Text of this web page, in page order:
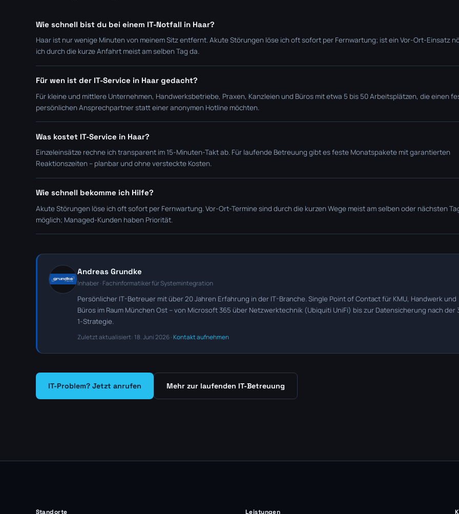
Wie schnell bist du bei einem IT-Notfall in Haar?
Haar ist nur wenige Minuten von meinem Sitz entfernt. Akute Störungen löse ich oft sofort per Fernwartung; ist ein Vor-Ort-Einsatz
ich durch die kurze Anfahrt meist am selben Tag da.
Für wen ist der IT-Service in Haar gedacht?
Für kleine und mittlere Unternehmen, Handwerksbetriebe, Praxen, Kanzleien und Büros mit etwa 5 bis 50 Arbeitsplätzen, die einen
persönlichen Ansprechpartner statt einer anonymen Hotline möchten.
Was kostet IT-Service in Haar?
Einzeleinsätze rechne ich transparent im 15-Minuten-Takt ab. Für laufende Betreuung gibt es feste Monatspakete mit garantierten
Reaktionszeiten – planbar und ohne versteckte Kosten.
Wie schnell bekomme ich Hilfe?
Akute Störungen löse ich oft sofort per Fernwartung. Vor-Ort-Termine sind durch die kurzen Wege meist am selben oder nächsten
möglich; Managed-Kunden haben Priorität.
Andreas Grundke
Inhaber · Fachinformatiker für Systemintegration
Persönlicher IT-Betreuer mit über 20 Jahren Erfahrung in der IT-Branche. Single Point of Contact für KMU, Handwerk und
Büros im Raum München Ost – von Microsoft 365 über Netzwerktechnik (Ubiquiti UniFi) bis zur Datensicherung nach der
1-Strategie.
Zuletzt aktualisiert: 18. Juni 2026 ·Kontakt aufnehmen
IT-Problem? Jetzt anrufen Mehr zur laufenden IT-Betreuung
Standorte Leistungen